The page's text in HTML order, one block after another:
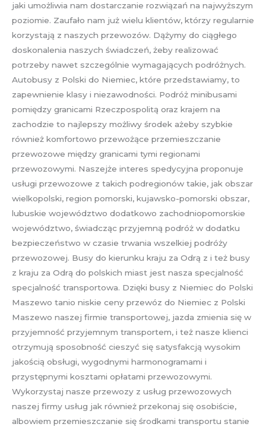
jaki umożliwia nam dostarczanie rozwiązań na najwyższym
poziomie. Zaufało nam już wielu klientów, którzy regularnie
korzystają z naszych przewozów. Dążymy do ciągłego
doskonalenia naszych świadczeń, żeby realizować
potrzeby nawet szczególnie wymagających podróżnych.
Autobusy z Polski do Niemiec, które przedstawiamy, to
zapewnienie klasy i niezawodności. Podróż minibusami
pomiędzy granicami Rzeczpospolitą oraz krajem na
zachodzie to najlepszy możliwy środek ażeby szybkie
również komfortowo przewożące przemieszczanie
przewozowe między granicami tymi regionami
przewozowymi. Naszejże interes spedycyjna proponuje
usługi przewozowe z takich podregionów takie, jak obszar
wielkopolski, region pomorski, kujawsko-pomorski obszar,
lubuskie województwo dodatkowo zachodniopomorskie
województwo, świadcząc przyjemną podróż w dodatku
bezpieczeństwo w czasie trwania wszelkiej podróży
przewozowej. Busy do kierunku kraju za Odrą z i też busy
z kraju za Odrą do polskich miast jest nasza specjalność
specjalność transportowa. Dzięki busy z Niemiec do Polski
Maszewo tanio niskie ceny przewóz do Niemiec z Polski
Maszewo naszej firmie transportowej, jazda zmienia się w
przyjemność przyjemnym transportem, i też nasze klienci
otrzymują sposobność cieszyć się satysfakcją wysokim
jakością obsługi, wygodnymi harmonogramami i
przystępnymi kosztami opłatami przewozowymi.
Wykorzystaj nasze przewozy z usług przewozowych
naszej firmy usług jak również przekonaj się osobiście,
albowiem przemieszczanie się środkami transportu stanie